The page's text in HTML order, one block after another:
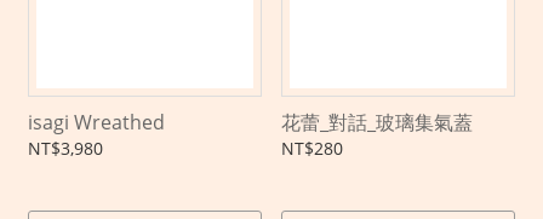
isagi Wreathed
NT$3,980
花蕾_對話_玻璃集氣蓋
NT$280